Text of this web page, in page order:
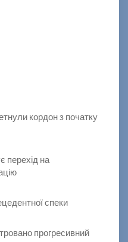
кордон з початку
перехід на
спеки
прогресивний